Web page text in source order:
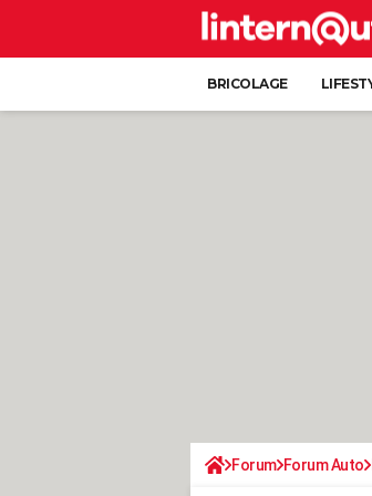
BRICOLAGE
Forum Forum Auto